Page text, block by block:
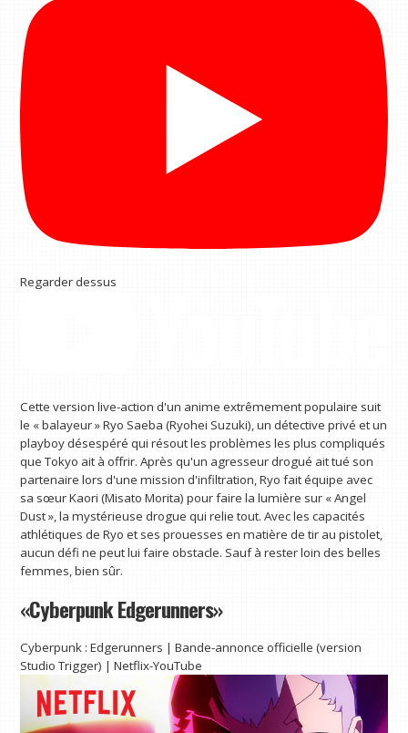
Regarder dessus
Cette version live-action d'un anime extrêmement populaire suit
le « balayeur » Ryo Saeba (Ryohei Suzuki), un détective privé et un
playboy désespéré qui résout les problèmes les plus compliqués
que Tokyo ait à offrir. Après qu'un agresseur drogué ait tué son
partenaire lors d'une mission d'infiltration, Ryo fait équipe avec
sa sœur Kaori (Misato Morita) pour faire la lumière sur « Angel
Dust », la mystérieuse drogue qui relie tout. Avec les capacités
athlétiques de Ryo et ses prouesses en matière de tir au pistolet,
aucun défi ne peut lui faire obstacle. Sauf à rester loin des belles
femmes, bien sûr.
«Cyberpunk Edgerunners»
Cyberpunk : Edgerunners | Bande-annonce officielle (version
Studio Trigger) | Netflix-YouTube